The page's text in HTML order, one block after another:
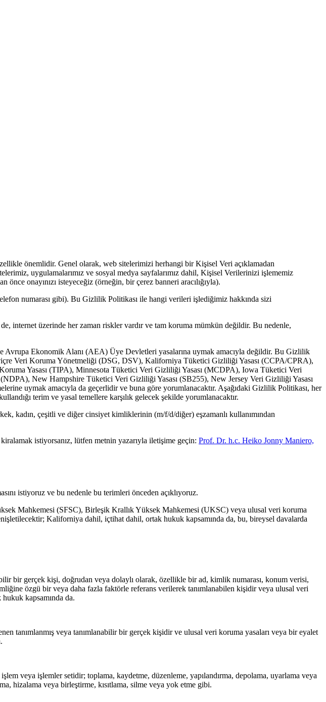
önemlidir. Genel olarak, web sitelerimizi herhangi bir Kişisel Veri açıklamadan
uygulamalarımız ve sosyal medya sayfalarımız dahil, Kişisel Verilerinizi işlememiz
onayınızı isteyeceğiz (örneğin, bir çerez banneri aracılığıyla).
numarası gibi). Bu Gizlilik Politikası ile hangi verileri işlediğimiz hakkında sizi
internet üzerinde her zaman riskler vardır ve tam koruma mümkün değildir. Bu nedenle,
Ekonomik Alanı (AEA) Üye Devletleri yasalarına uymak amacıyla değildir. Bu Gizlilik
Veri Koruma Yönetmeliği (DSG, DSV), Kaliforniya Tüketici Gizliliği Yasası (CCPA/CPRA),
Yasası (TIPA), Minnesota Tüketici Veri Gizliliği Yasası (MCDPA), Iowa Tüketici Veri
New Hampshire Tüketici Veri Gizliliği Yasası (SB255), New Jersey Veri Gizliliği Yasası
uymak amacıyla da geçerlidir ve buna göre yorumlanacaktır. Aşağıdaki Gizlilik Politikası, her
terim ve yasal temellere karşılık gelecek şekilde yorumlanacaktır.
kadın, çeşitli ve diğer cinsiyet kimliklerinin (m/f/d/diğer) eşzamanlı kullanımından
istiyorsanız, lütfen metnin yazarıyla iletişime geçin: Prof. Dr. h.c. Heiko Jonny Maniero,
istiyoruz ve bu nedenle bu terimleri önceden açıklıyoruz.
Mahkemesi (SFSC), Birleşik Krallık Yüksek Mahkemesi (UKSC) veya ulusal veri koruma
Kaliforniya dahil, içtihat dahil, ortak hukuk kapsamında da, bu, bireysel davalarda
bir gerçek kişi, doğrudan veya dolaylı olarak, özellikle bir ad, kimlik numarası, konum verisi,
özgü bir veya daha fazla faktörle referans verilerek tanımlanabilen kişidir veya ulusal veri
kapsamında da.
tanımlanmış veya tanımlanabilir bir gerçek kişidir ve ulusal veri koruma yasaları veya bir eyalet
veya işlemler setidir; toplama, kaydetme, düzenleme, yapılandırma, depolama, uyarlama veya
hizalama veya birleştirme, kısıtlama, silme veya yok etme gibi.